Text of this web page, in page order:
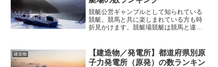
競艇公営ギャンブルとして知られている
競艇。競馬と共に楽しまれている方も時
折見かけます。競艇場競艇は競馬と違い
りませんけどね(笑)競馬と同じように、ボ
ートに人が乗り込み運...
建造物
【建造物／発電所】都道府県別原
子力発電所（原発）の数ランキン